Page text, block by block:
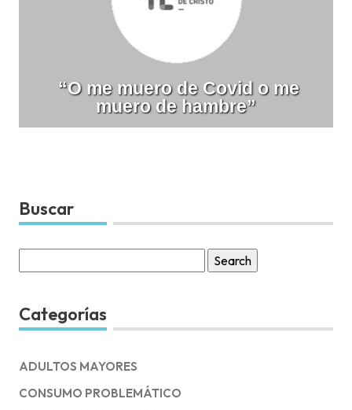
“O me muero de Covid o me
muero de hambre”
Buscar
for:
Categorías
ADULTOS MAYORES
CONSUMO PROBLEMÁTICO